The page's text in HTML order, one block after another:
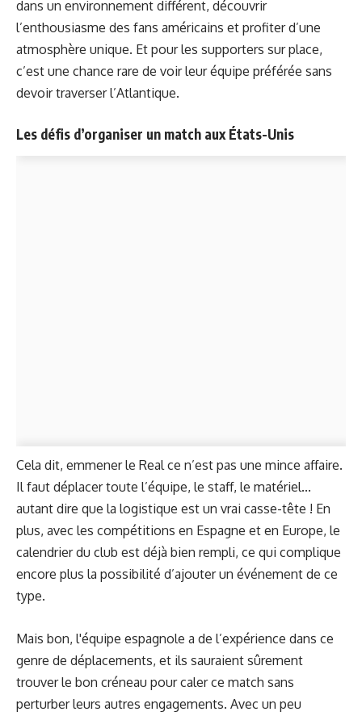
dans un environnement différent, découvrir
l’enthousiasme des fans américains et profiter d’une
atmosphère unique. Et pour les supporters sur place,
c’est une chance rare de voir leur équipe préférée sans
devoir traverser l’Atlantique.
Les défis d’organiser un match aux États-Unis
Cela dit, emmener le Real ce n’est pas une mince affaire.
Il faut déplacer toute l’équipe, le staff, le matériel...
autant dire que la logistique est un vrai casse-tête ! En
plus, avec les compétitions en Espagne et en Europe, le
calendrier du club est déjà bien rempli, ce qui complique
encore plus la possibilité d’ajouter un événement de ce
type.
Mais bon, l'équipe espagnole a de l’expérience dans ce
genre de déplacements, et ils sauraient sûrement
trouver le bon créneau pour caler ce match sans
perturber leurs autres engagements. Avec un peu